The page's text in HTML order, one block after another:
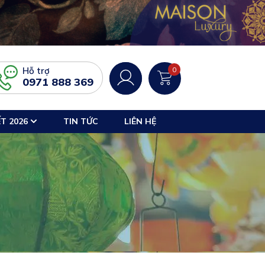
Hỗ trợ
0971 888 369
0
2026 TIN TỨC LIÊN HỆ